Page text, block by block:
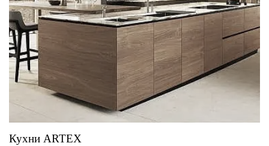
Кухни ARTEX